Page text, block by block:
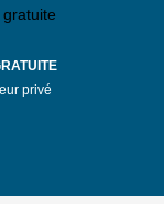
privé